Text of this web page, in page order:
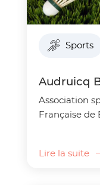
Sports
Audruicq
Association
Française de
Lire la suite